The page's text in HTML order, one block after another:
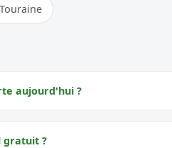
aujourd'hui ?
gratuit ?